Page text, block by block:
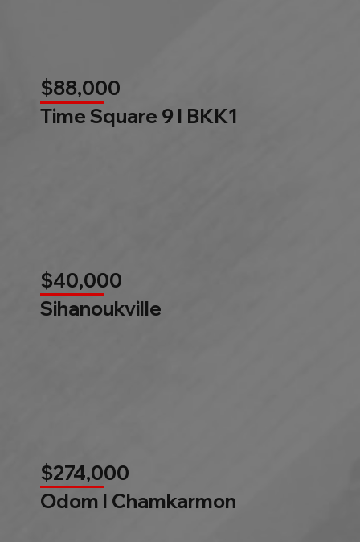
$88,000
Time Square 9 l BKK1
$40,000
Sihanoukville
$274,000
Odom l Chamkarmon